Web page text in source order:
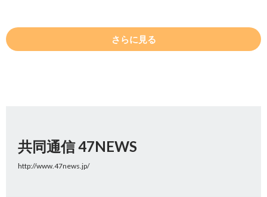
さらに見る
共同通信 47NEWS
http://www.47news.jp/